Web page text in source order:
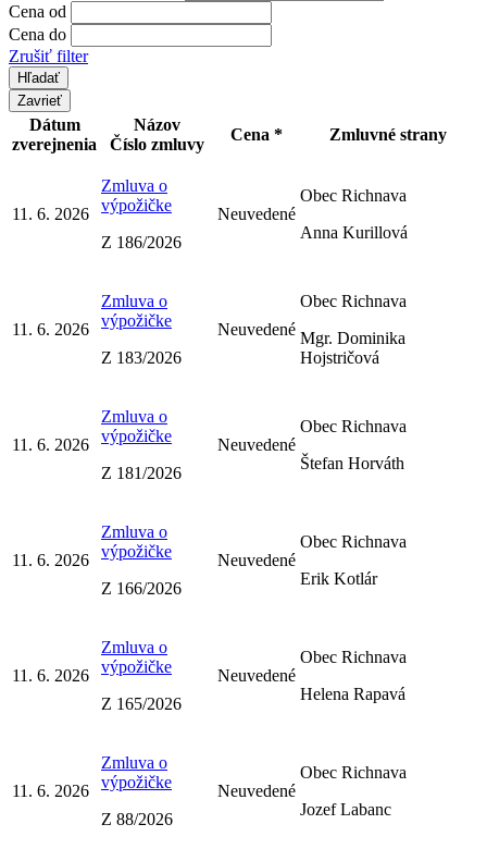
Cena od
Cena do
Zrušiť filter
Zavrieť
Dátum
zverejnenia
Názov
Číslo zmluvy
Cena * Zmluvné strany
11. 6. 2026
Zmluva o
výpožičke
Z 186/2026
Neuvedené
Obec Richnava
Anna Kurillová
11. 6. 2026
Zmluva o
výpožičke
Z 183/2026
Neuvedené
Obec Richnava
Mgr. Dominika
Hojstričová
11. 6. 2026
Zmluva o
výpožičke
Z 181/2026
Neuvedené
Obec Richnava
Štefan Horváth
11. 6. 2026
Zmluva o
výpožičke
Z 166/2026
Neuvedené
Obec Richnava
Erik Kotlár
11. 6. 2026
Zmluva o
výpožičke
Z 165/2026
Neuvedené
Obec Richnava
Helena Rapavá
11. 6. 2026
Zmluva o
výpožičke
Z 88/2026
Neuvedené
Obec Richnava
Jozef Labanc